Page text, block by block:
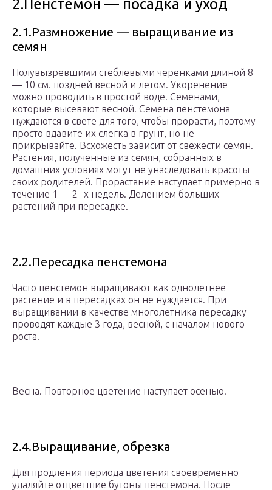
2.Пенстемон — посадка и уход
2.1.Размножение — выращивание из
семян
Полувызревшими стеблевыми черенками длиной 8
— 10 см. поздней весной и летом. Укоренение
можно проводить в простой воде. Семенами,
которые высевают весной. Семена пенстемона
нуждаются в свете для того, чтобы прорасти, поэтому
просто вдавите их слегка в грунт, но не
прикрывайте. Всхожесть зависит от свежести семян.
Растения, полученные из семян, собранных в
домашних условиях могут не унаследовать красоты
своих родителей. Прорастание наступает примерно в
течение 1 — 2 -х недель. Делением больших
растений при пересадке.
2.2.Пересадка пенстемона
Часто пенстемон выращивают как однолетнее
растение и в пересадках он не нуждается. При
выращивании в качестве многолетника пересадку
проводят каждые 3 года, весной, с началом нового
роста.
Весна. Повторное цветение наступает осенью.
2.4.Выращивание, обрезка
Для продления периода цветения своевременно
удаляйте отцветшие бутоны пенстемона. После